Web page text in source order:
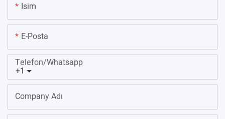
Isim
E-Posta
+1
Telefon/whatsapp
Company Adı